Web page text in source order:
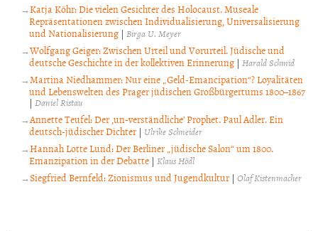
Katja Köhr: Die vielen Gesichter des Holocaust. Museale
Repräsentationen zwischen Individualisierung, Universalisierung
und Nationalisierung | Birga U. Meyer
Wolfgang Geiger: Zwischen Urteil und Vorurteil. Jüdische und
deutsche Geschichte in der kollektiven Erinnerung | Harald Schmid
Martina Niedhammer: Nur eine „Geld-Emancipation“? Loyalitäten
und Lebenswelten des Prager jüdischen Großbürgertums 1800–1867
| Daniel Ristau
Annette Teufel: Der ‚un-verständliche’ Prophet. Paul Adler. Ein
deutsch-jüdischer Dichter | Ulrike Schneider
Hannah Lotte Lund: Der Berliner „jüdische Salon“ um 1800.
Emanzipation in der Debatte | Klaus Hödl
Siegfried Bernfeld: Zionismus und Jugendkultur |Olaf Kistenmacher